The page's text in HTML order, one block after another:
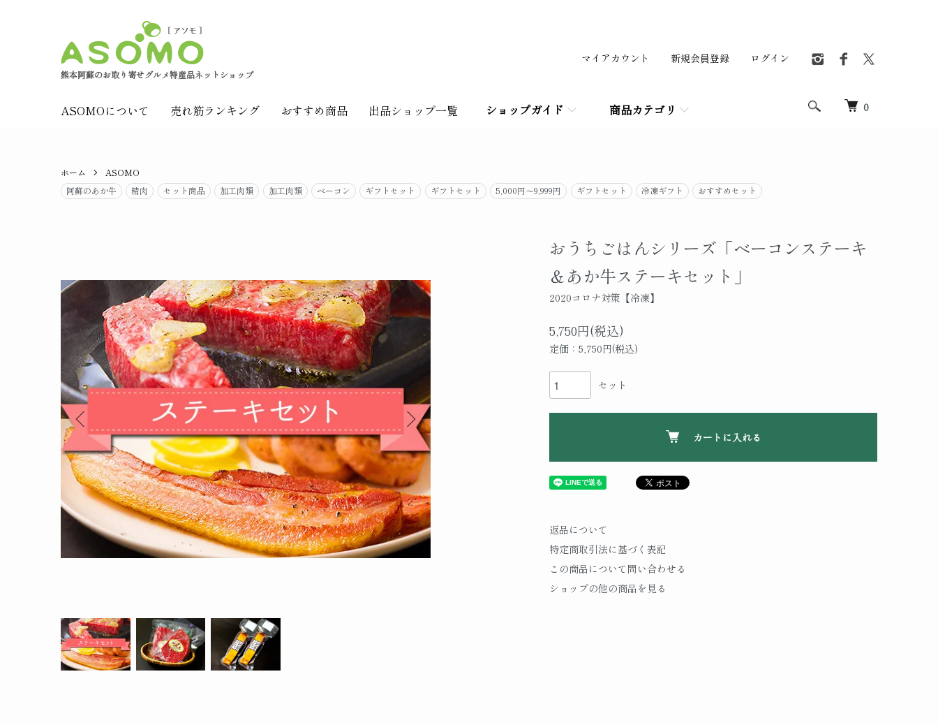
熊本阿蘇のお取り寄せグルメ特産品ネットショップ
0
ASOMOについて 売れ筋ランキング おすすめ商品 出品ショップ一覧 ショップガイド 商品カテゴリ
マイアカウント 新規会員登録 ログイン
ホーム
ASOMO
阿蘇のあか牛
精肉 セット商品 加工肉類 加工肉類 ベーコン ギフトセット ギフトセット 5,000円～9,999円 ギフトセット 冷凍ギフト おすすめセット
おうちごはんシリーズ「ベーコンステーキ
＆あか牛ステーキセット」
2020コロナ対策【冷凍】
5,750円(税込)
定価：5,750円(税込)
セット
カートに入れる
返品について
特定商取引法に基づく表記
この商品について問い合わせる
ショップの他の商品を見る